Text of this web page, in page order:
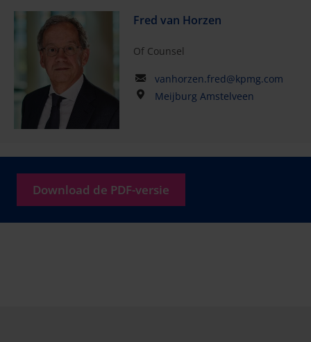
Fred van Horzen
Of Counsel
vanhorzen.fred@kpmg.com
Meijburg Amstelveen
Download de PDF-versie